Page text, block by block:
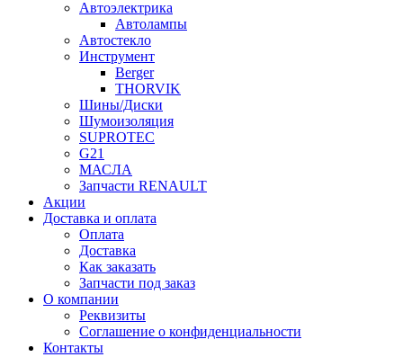
Автоэлектрика
Автолампы
Автостекло
Инструмент
Berger
THORVIK
Шины/Диски
Шумоизоляция
SUPROTEC
G21
МАСЛА
Запчасти RENAULT
Акции
Доставка и оплата
Оплата
Доставка
Как заказать
Запчасти под заказ
О компании
Реквизиты
Соглашение о конфиденциальности
Контакты